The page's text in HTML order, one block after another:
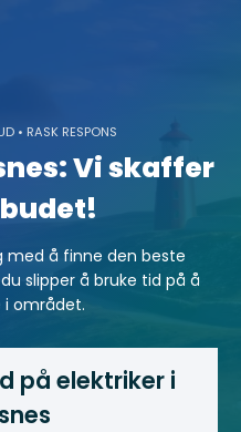
• RASK RESPONS
Vi skaffer
med å finne den beste
slipper å bruke tid på å
i området.
på elektriker i